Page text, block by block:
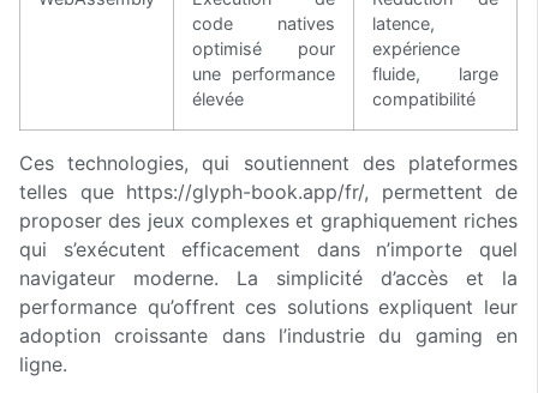
code natives
optimisé pour
une performance
élevée
latence,
expérience
fluide, large
compatibilité
Ces technologies, qui soutiennent des plateformes
telles que https://glyph-book.app/fr/, permettent de
proposer des jeux complexes et graphiquement riches
qui s’exécutent efficacement dans n’importe quel
navigateur moderne. La simplicité d’accès et la
performance qu’offrent ces solutions expliquent leur
adoption croissante dans l’industrie du gaming en
ligne.